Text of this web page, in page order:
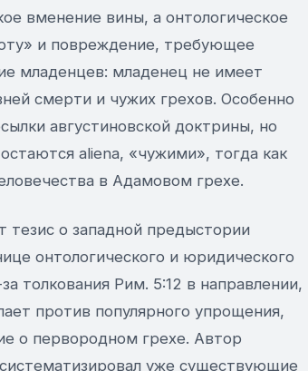
вменение вины, а онтологическое
и повреждение, требующее
младенцев: младенец не имеет
смерти и чужих грехов. Особенно
августиновской доктрины, но
aliena, «чужими», тогда как
в Адамовом грехе.
тезис о западной предыстории
онтологического и юридического
толкования Рим. 5:12 в направлении,
против популярного упрощения,
о первородном грехе. Автор
уже существующие